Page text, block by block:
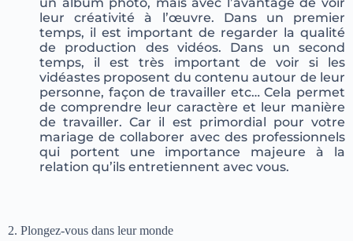
leur créativité à l’œuvre. Dans un premier
temps, il est important de regarder la qualité
de production des vidéos. Dans un second
temps, il est très important de voir si les
vidéastes proposent du contenu autour de leur
personne, façon de travailler etc… Cela permet
de comprendre leur caractère et leur manière
de travailler. Car il est primordial pour votre
mariage de collaborer avec des professionnels
qui portent une importance majeure à la
relation qu’ils entretiennent avec vous.
2. Plongez-vous dans leur monde